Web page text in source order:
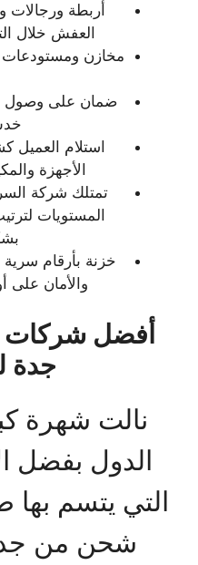
أربطة
العفش خلال
مخازن ومستودعات
ضمان على وصول
استلام
الأجهزة
تمتلك شركة
المستويات
خزنة بأرقام سرية
والأمان على
أفضل
جدة
نالت شهرة
الدول بفضل
التي يتسم
شحن من